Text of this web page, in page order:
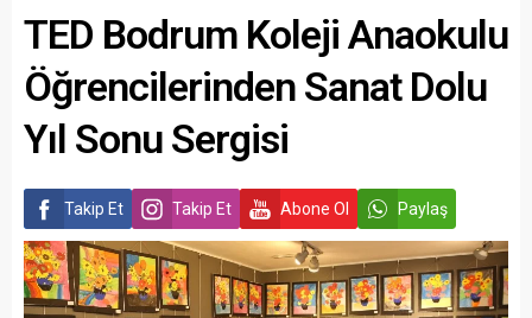
TED Bodrum Koleji Anaokulu
Öğrencilerinden Sanat Dolu
Yıl Sonu Sergisi
Takip Et Takip Et Abone Ol Paylaş